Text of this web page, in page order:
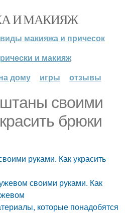
И МАКИЯЖ
виды макияжа и причесок
и макияж
дому
игры отзывы
штаны своими
брюки
руками. Как украсить
своими руками. Как
которые понадобятся